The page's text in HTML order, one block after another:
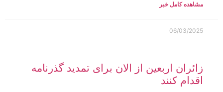
مشاهده کامل خبر
06/03/2025
زائران اربعین از الان برای تمدید گذرنامه
اقدام کنند